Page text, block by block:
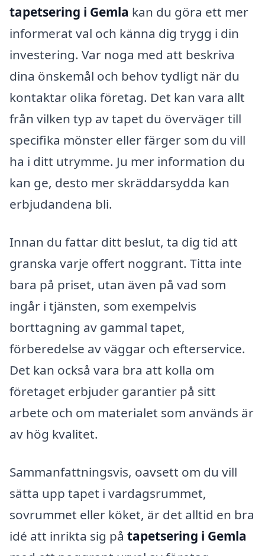
tapetsering i Gemla kan du göra ett mer
informerat val och känna dig trygg i din
investering. Var noga med att beskriva
dina önskemål och behov tydligt när du
kontaktar olika företag. Det kan vara allt
från vilken typ av tapet du överväger till
specifika mönster eller färger som du vill
ha i ditt utrymme. Ju mer information du
kan ge, desto mer skräddarsydda kan
erbjudandena bli.
Innan du fattar ditt beslut, ta dig tid att
granska varje offert noggrant. Titta inte
bara på priset, utan även på vad som
ingår i tjänsten, som exempelvis
borttagning av gammal tapet,
förberedelse av väggar och efterservice.
Det kan också vara bra att kolla om
företaget erbjuder garantier på sitt
arbete och om materialet som används är
av hög kvalitet.
Sammanfattningsvis, oavsett om du vill
sätta upp tapet i vardagsrummet,
sovrummet eller köket, är det alltid en bra
idé att inrikta sig på tapetsering i Gemla